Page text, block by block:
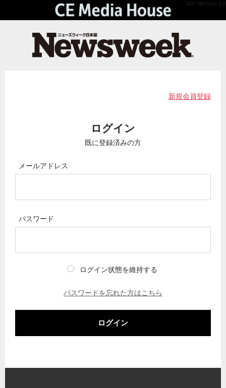
API Version 2.0
新規会員登録
ログイン
既に登録済みの方
メールアドレス
パスワード
ログイン状態を維持する
パスワードを忘れた方はこちら
ログイン